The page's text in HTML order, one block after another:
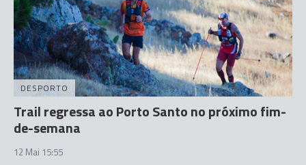
DESPORTO
Trail regressa ao Porto Santo no próximo fim-
de-semana
12 Mai 15:55